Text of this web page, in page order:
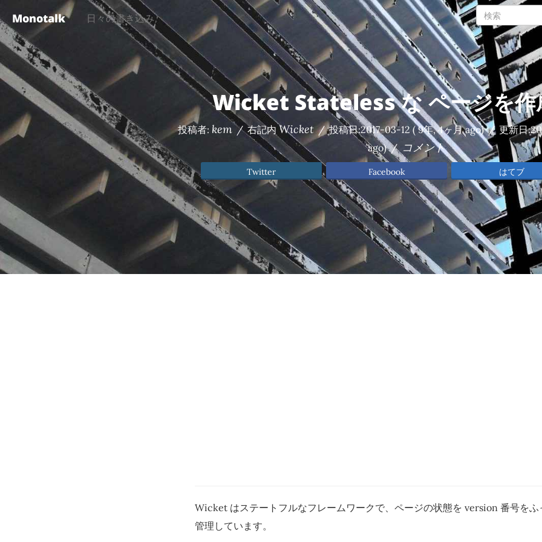
Monotalk 日々の書き込み
Wicket Stateless な ページを作
投稿者: kem / 右記内 Wicket / 投稿日:2017-03-12 ( 9年, 4ヶ月 ago) / 更新日:
ago) / コメント
Twitter Facebook はてブ
Wicket はステートフルなフレームワークで、ページの状態を version 番号をふ
管理しています。